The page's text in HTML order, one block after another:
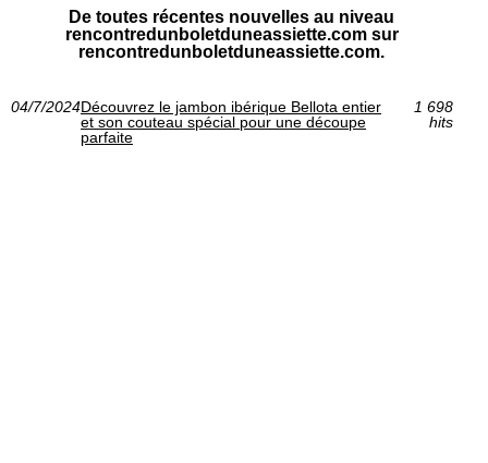
De toutes récentes nouvelles au niveau
rencontredunboletduneassiette.com sur
rencontredunboletduneassiette.com.
04/7/2024Découvrez le jambon ibérique Bellota entier
et son couteau spécial pour une découpe
parfaite
1 698
hits